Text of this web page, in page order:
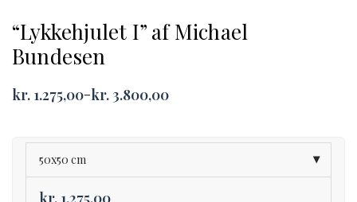
“Lykkehjulet I” af Michael
Bundesen
kr. 1.275,00–kr. 3.800,00
Price
kr. 3.800,00
50x50 cm
kr. 1.275,00